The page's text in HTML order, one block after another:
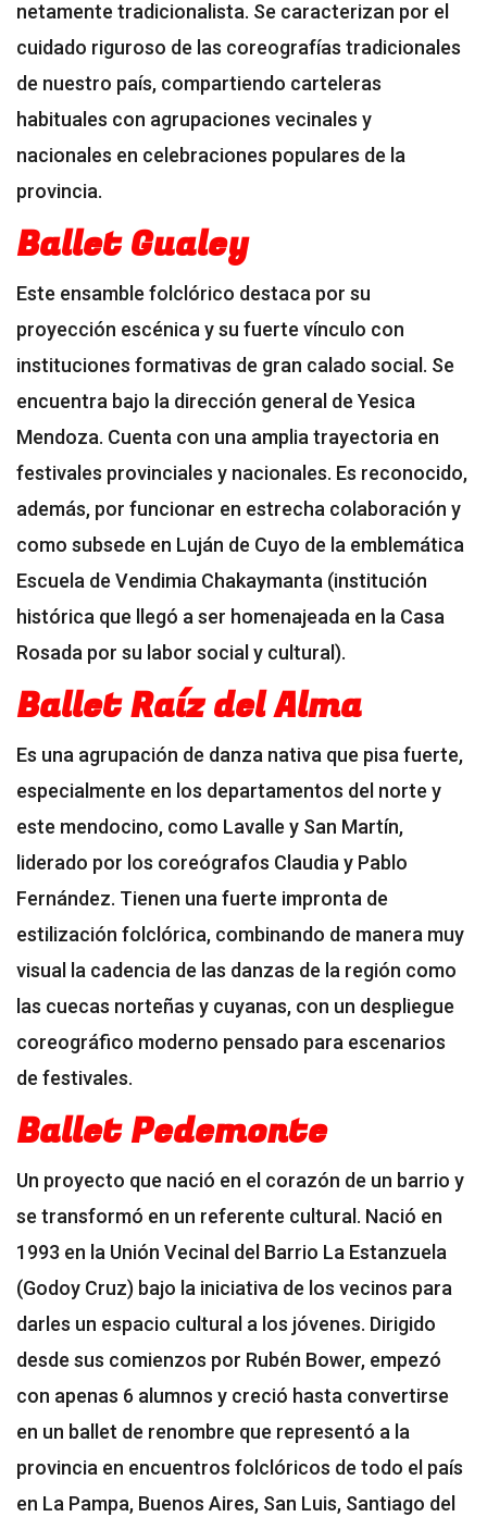
netamente tradicionalista. Se caracterizan por el
cuidado riguroso de las coreografías tradicionales
de nuestro país, compartiendo carteleras
habituales con agrupaciones vecinales y
nacionales en celebraciones populares de la
provincia.
Ballet Gualey
Este ensamble folclórico destaca por su
proyección escénica y su fuerte vínculo con
instituciones formativas de gran calado social. Se
encuentra bajo la dirección general de Yesica
Mendoza. Cuenta con una amplia trayectoria en
festivales provinciales y nacionales. Es reconocido,
además, por funcionar en estrecha colaboración y
como subsede en Luján de Cuyo de la emblemática
Escuela de Vendimia Chakaymanta (institución
histórica que llegó a ser homenajeada en la Casa
Rosada por su labor social y cultural).
Ballet Raíz del Alma
Es una agrupación de danza nativa que pisa fuerte,
especialmente en los departamentos del norte y
este mendocino, como Lavalle y San Martín,
liderado por los coreógrafos Claudia y Pablo
Fernández. Tienen una fuerte impronta de
estilización folclórica, combinando de manera muy
visual la cadencia de las danzas de la región como
las cuecas norteñas y cuyanas, con un despliegue
coreográfico moderno pensado para escenarios
de festivales.
Ballet Pedemonte
Un proyecto que nació en el corazón de un barrio y
se transformó en un referente cultural. Nació en
1993 en la Unión Vecinal del Barrio La Estanzuela
(Godoy Cruz) bajo la iniciativa de los vecinos para
darles un espacio cultural a los jóvenes. Dirigido
desde sus comienzos por Rubén Bower, empezó
con apenas 6 alumnos y creció hasta convertirse
en un ballet de renombre que representó a la
provincia en encuentros folclóricos de todo el país
en La Pampa, Buenos Aires, San Luis, Santiago del